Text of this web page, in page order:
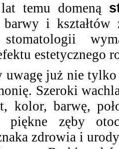
temu domeną
i kształtów
stomatologii
estetycznego
uwagę już nie
Szeroki
kolor, barwę,
piękne zęby
zdrowia i